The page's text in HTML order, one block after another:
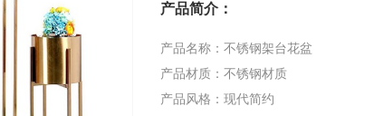
产品简介：
产品名称：不锈钢架台花盆
产品材质：不锈钢材质
产品风格：现代简约